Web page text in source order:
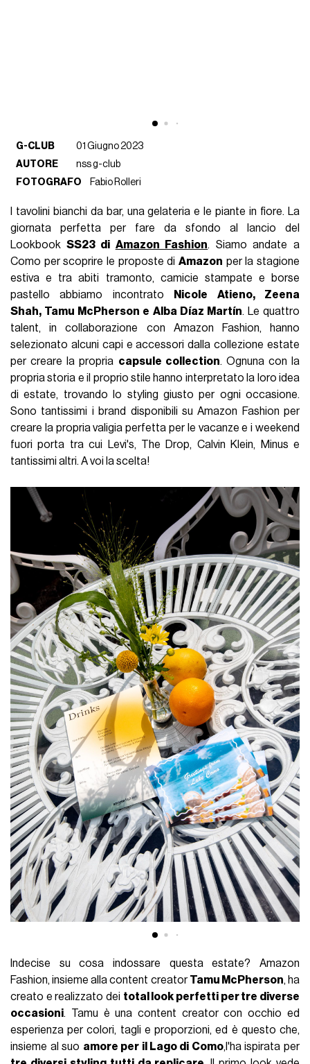
G-CLUB
01 Giugno 2023
AUTORE
nss g-club
FOTOGRAFO
Fabio Rolleri
I tavolini bianchi da bar, una gelateria e le piante in fiore. La
giornata perfetta per fare da sfondo al lancio del
Lookbook SS23 di Amazon Fashion. Siamo andate a
Como per scoprire le proposte di Amazon per la stagione
estiva e tra abiti tramonto, camicie stampate e borse
pastello abbiamo incontrato
Nicole Atieno, Zeena
Shah, Tamu McPherson e Alba Díaz Martín. Le quattro
talent, in collaborazione con Amazon Fashion, hanno
selezionato alcuni capi e accessori dalla collezione estate
per creare la propria capsule collection. Ognuna con la
propria storia e il proprio stile hanno interpretato la loro idea
di estate, trovando lo styling giusto per ogni occasione.
Sono tantissimi i brand disponibili su Amazon Fashion per
creare la propria valigia perfetta per le vacanze e i weekend
fuori porta tra cui Levi's, The Drop, Calvin Klein, Minus e
tantissimi altri. A voi la scelta!
Indecise su cosa indossare questa estate? Amazon
Fashion, insieme alla content creatorTamu McPherson, ha
creato e realizzato dei total look perfetti per tre diverse
occasioni. Tamu è una content creator con occhio ed
esperienza per colori, tagli e proporzioni, ed è questo che,
insieme al suo amore per il Lago di Como,l'ha ispirata per